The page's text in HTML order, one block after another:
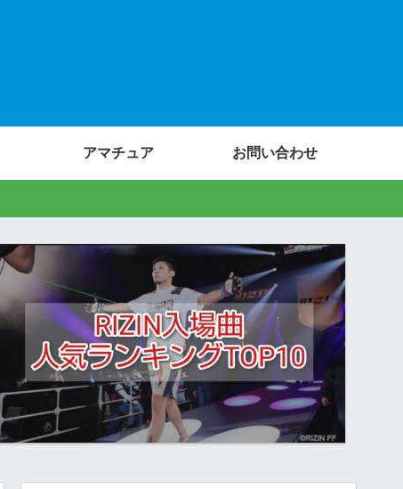
アマチュア お問い合わせ